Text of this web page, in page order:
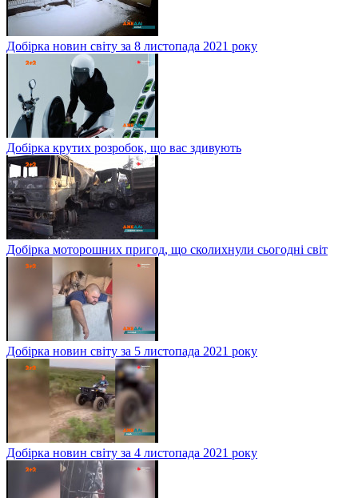
Добірка новин світу за 8 листопада 2021 року
Добірка крутих розробок, що вас здивують
Добірка моторошних пригод, що сколихнули сьогодні світ
Добірка новин світу за 5 листопада 2021 року
Добірка новин світу за 4 листопада 2021 року